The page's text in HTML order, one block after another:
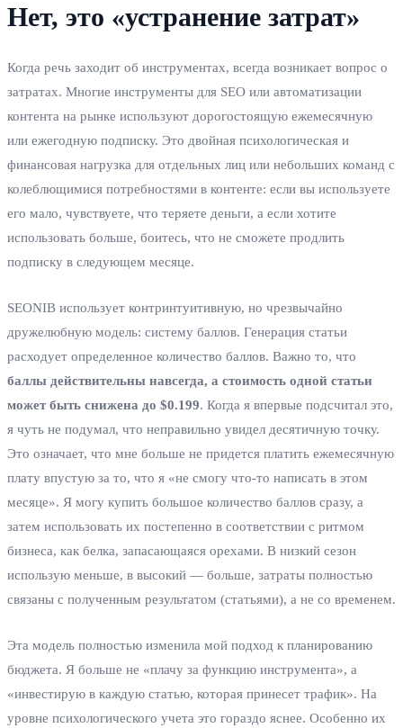
Нет, это «устранение затрат»
Когда речь заходит об инструментах, всегда возникает вопрос о
затратах. Многие инструменты для SEO или автоматизации
контента на рынке используют дорогостоящую ежемесячную
или ежегодную подписку. Это двойная психологическая и
финансовая нагрузка для отдельных лиц или небольших команд с
колеблющимися потребностями в контенте: если вы используете
его мало, чувствуете, что теряете деньги, а если хотите
использовать больше, боитесь, что не сможете продлить
подписку в следующем месяце.
SEONIB использует контринтуитивную, но чрезвычайно
дружелюбную модель: систему баллов. Генерация статьи
расходует определенное количество баллов. Важно то, что
баллы действительны навсегда, а стоимость одной статьи
может быть снижена до $0.199. Когда я впервые подсчитал это,
я чуть не подумал, что неправильно увидел десятичную точку.
Это означает, что мне больше не придется платить ежемесячную
плату впустую за то, что я «не смогу что-то написать в этом
месяце». Я могу купить большое количество баллов сразу, а
затем использовать их постепенно в соответствии с ритмом
бизнеса, как белка, запасающаяся орехами. В низкий сезон
использую меньше, в высокий — больше, затраты полностью
связаны с полученным результатом (статьями), а не со временем.
Эта модель полностью изменила мой подход к планированию
бюджета. Я больше не «плачу за функцию инструмента», а
«инвестирую в каждую статью, которая принесет трафик». На
уровне психологического учета это гораздо яснее. Особенно их